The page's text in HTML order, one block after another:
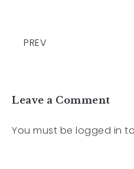
PREV
Leave a Comment
You must be logged in